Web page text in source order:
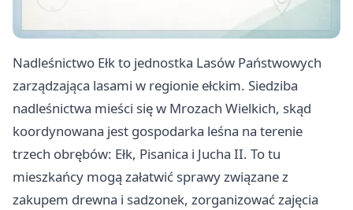
Nadleśnictwo Ełk to jednostka Lasów Państwowych
zarządzająca lasami w regionie ełckim. Siedziba
nadleśnictwa mieści się w Mrozach Wielkich, skąd
koordynowana jest gospodarka leśna na terenie
trzech obrębów: Ełk, Pisanica i Jucha II. To tu
mieszkańcy mogą załatwić sprawy związane z
zakupem drewna i sadzonek, zorganizować zajęcia